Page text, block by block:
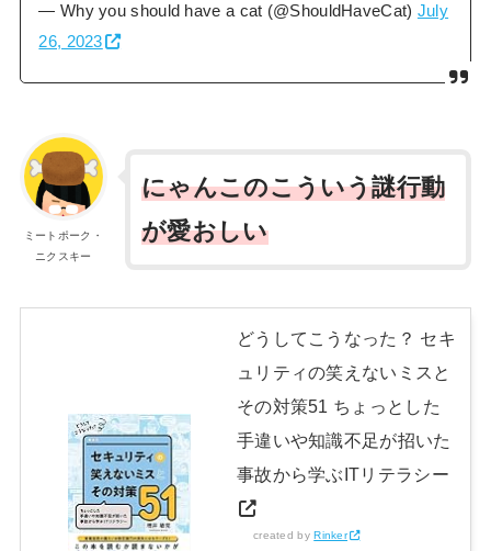
— Why you should have a cat (@ShouldHaveCat) July
26, 2023
ミートポーク・
ニクスキー
にゃんこのこういう謎行動
が愛おしい
どうしてこうなった？ セキ
ュリティの笑えないミスと
その対策51 ちょっとした
手違いや知識不足が招いた
事故から学ぶITリテラシー
created byRinker